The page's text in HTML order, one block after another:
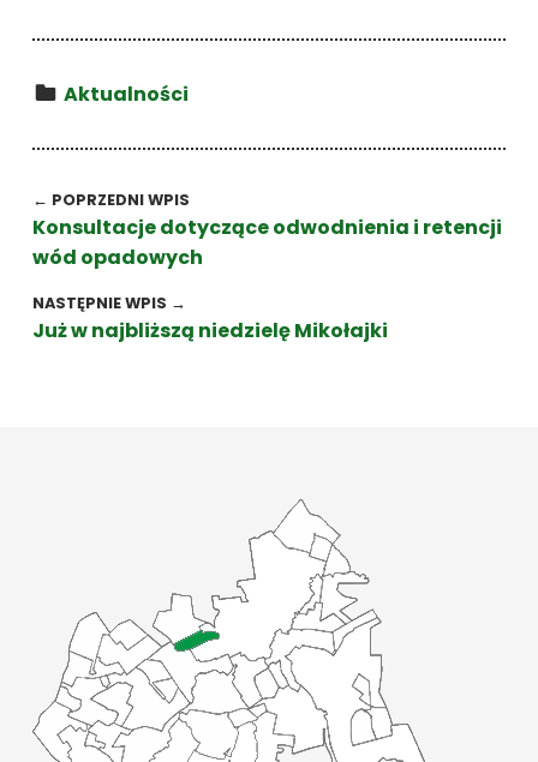
Kategoria:
Aktualności
← POPRZEDNI WPIS
Konsultacje dotyczące odwodnienia i retencji
wód opadowych
NASTĘPNIE WPIS →
Już w najbliższą niedzielę Mikołajki